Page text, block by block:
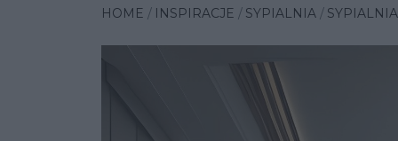
HOME INSPIRACJE SYPIALNIA SYPIALNIA